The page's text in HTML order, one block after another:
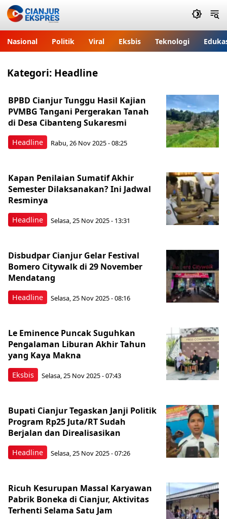
Nasional Politik Viral Eksbis Teknologi
Kategori: Headline
Headline
BPBD Cianjur Tunggu Hasil Kajian
PVMBG Tangani Pergerakan Tanah
di Desa Cibanteng Sukaresmi
Rabu, 26 Nov 2025 - 08:25
Headline
Kapan Penilaian Sumatif Akhir
Semester Dilaksanakan? Ini Jadwal
Resminya
Selasa, 25 Nov 2025 - 13:31
Headline
Disbudpar Cianjur Gelar Festival
Bomero Citywalk di 29 November
Mendatang
Selasa, 25 Nov 2025 - 08:16
Eksbis
Le Eminence Puncak Suguhkan
Pengalaman Liburan Akhir Tahun
yang Kaya Makna
Selasa, 25 Nov 2025 - 07:43
Headline
Bupati Cianjur Tegaskan Janji Politik
Program Rp25 Juta/RT Sudah
Berjalan dan Direalisasikan
Selasa, 25 Nov 2025 - 07:26
Ricuh Kesurupan Massal Karyawan
Pabrik Boneka di Cianjur, Aktivitas
Terhenti Selama Satu Jam